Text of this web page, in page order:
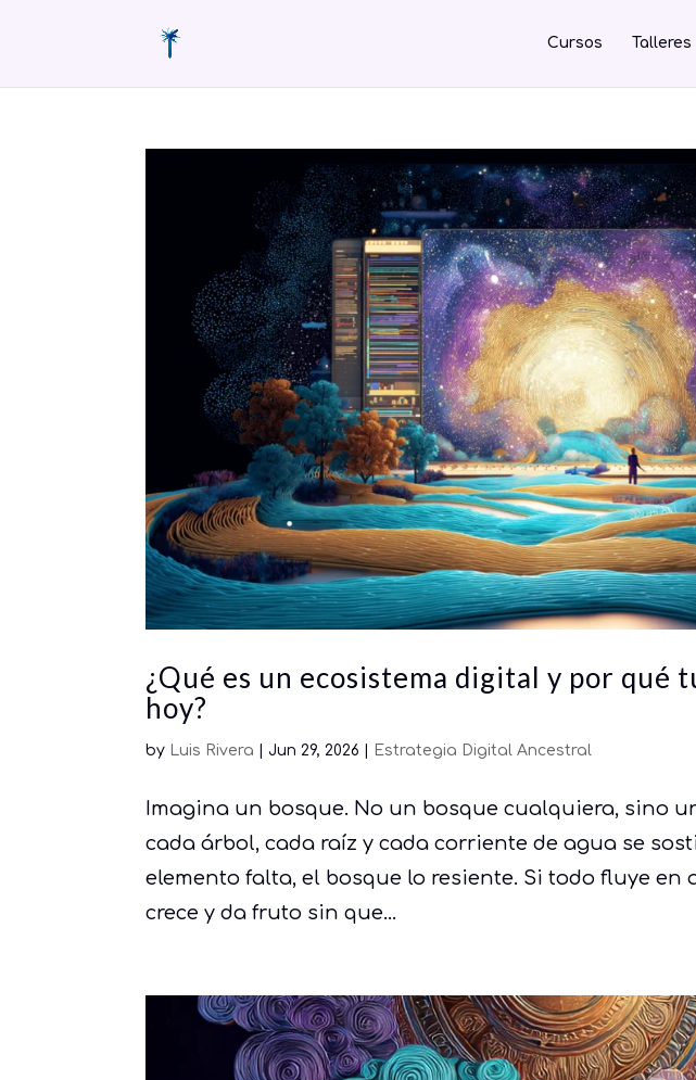
Cursos Talleres
¿Qué es un ecosistema digital y por qué
hoy?
by Luis Rivera Jun 29, 2026 Estrategia Digital Ancestral
Imagina un bosque. No un bosque cualquiera, sino
cada árbol, cada raíz y cada corriente de agua se
elemento falta, el bosque lo resiente. Si todo fluye en
crece y da fruto sin que...